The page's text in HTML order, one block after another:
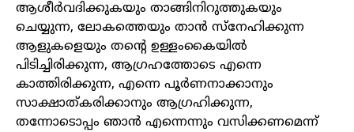
ആശീർവദിക്കുകയും താങ്ങിനിറുത്തുകയും
ചെയ്യുന്ന, ലോകത്തെയും താൻ സ്നേഹിക്കുന്ന
ആളുകളെയും തന്റെ ഉള്ളംകൈയിൽ
പിടിച്ചിരിക്കുന്ന, ആഗ്രഹത്തോടെ എന്നെ
കാത്തിരിക്കുന്ന, എന്നെ പൂർണനാക്കാനും
സാക്ഷാത്കരിക്കാനും ആഗ്രഹിക്കുന്ന,
തന്നോടൊപ്പം ഞാൻ എന്നെന്നും വസിക്കണമെന്ന്